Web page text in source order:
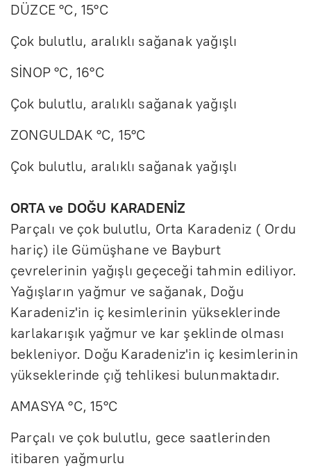
DÜZCE °C, 15°C
Çok bulutlu, aralıklı sağanak yağışlı
SİNOP °C, 16°C
Çok bulutlu, aralıklı sağanak yağışlı
ZONGULDAK °C, 15°C
Çok bulutlu, aralıklı sağanak yağışlı
ORTA ve DOĞU KARADENİZ
Parçalı ve çok bulutlu, Orta Karadeniz ( Ordu
hariç) ile Gümüşhane ve Bayburt
çevrelerinin yağışlı geçeceği tahmin ediliyor.
Yağışların yağmur ve sağanak, Doğu
Karadeniz'in iç kesimlerinin yükseklerinde
karlakarışık yağmur ve kar şeklinde olması
bekleniyor. Doğu Karadeniz'in iç kesimlerinin
yükseklerinde çığ tehlikesi bulunmaktadır.
AMASYA °C, 15°C
Parçalı ve çok bulutlu, gece saatlerinden
itibaren yağmurlu